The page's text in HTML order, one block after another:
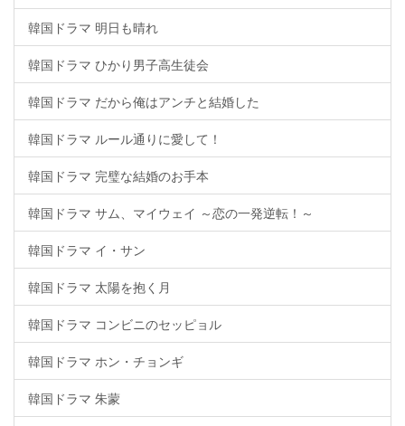
韓国ドラマ 明日も晴れ
韓国ドラマ ひかり男子高生徒会
韓国ドラマ だから俺はアンチと結婚した
韓国ドラマ ルール通りに愛して！
韓国ドラマ 完璧な結婚のお手本
韓国ドラマ サム、マイウェイ ～恋の一発逆転！～
韓国ドラマ イ・サン
韓国ドラマ 太陽を抱く月
韓国ドラマ コンビニのセッピョル
韓国ドラマ ホン・チョンギ
韓国ドラマ 朱蒙